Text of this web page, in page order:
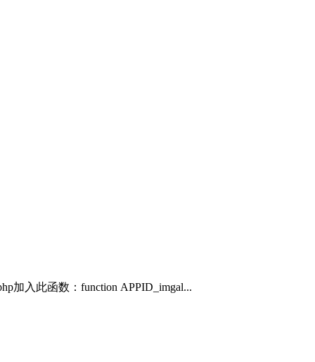
加入此函数：function APPID_imgal...